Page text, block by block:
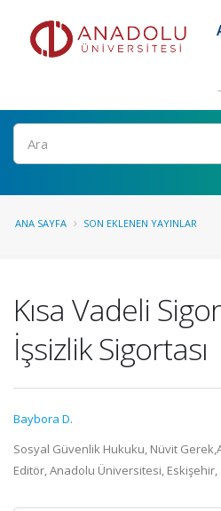
Ara
ANA SAYFA SON EKLENEN YAYINLAR
Kısa Vadeli
İşsizlik Sigortası
Baybora D.
Sosyal Güvenlik Hukuku, Nüvit
Editör, Anadolu Üniversitesi, Eskişehir,